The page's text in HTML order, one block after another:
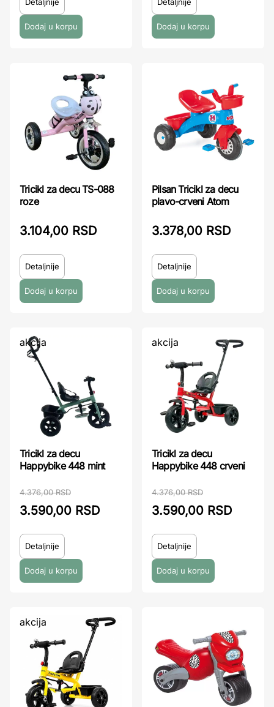
Tricikl za decu TS-088
roze
3.104,00 RSD
Detaljnije
Pilsan Tricikl za decu
plavo-crveni Atom
3.378,00 RSD
Detaljnije
akcija
Tricikl za decu
Happybike 448 mint
4.376,00 RSD
3.590,00 RSD
Detaljnije
akcija
Tricikl za decu
Happybike 448 crveni
4.376,00 RSD
3.590,00 RSD
Detaljnije
akcija